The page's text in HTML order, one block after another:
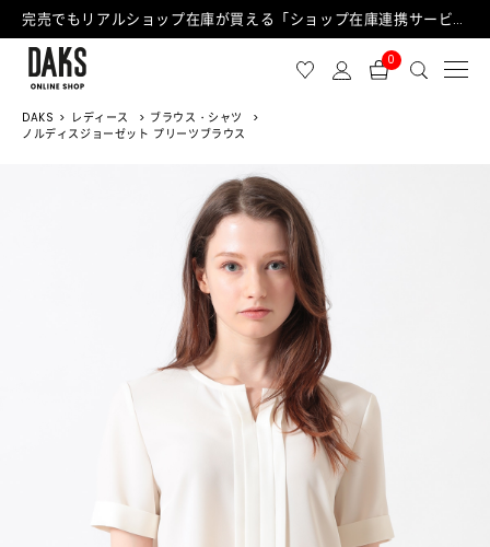
完売でもリアルショップ在庫が買える「ショップ在庫連携サービス」が日中もご利用可能になりました！
0
DAKS レディース
ブラウス・シャツ
ノルディスジョーゼット プリーツブラウス